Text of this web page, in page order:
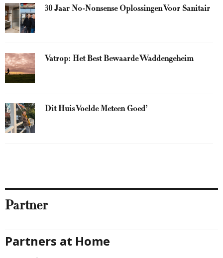
30 Jaar No-Nonsense Oplossingen Voor Sanitair
Vatrop: Het Best Bewaarde Waddengeheim
Dit Huis Voelde Meteen Goed’
Partner
Partners at Home